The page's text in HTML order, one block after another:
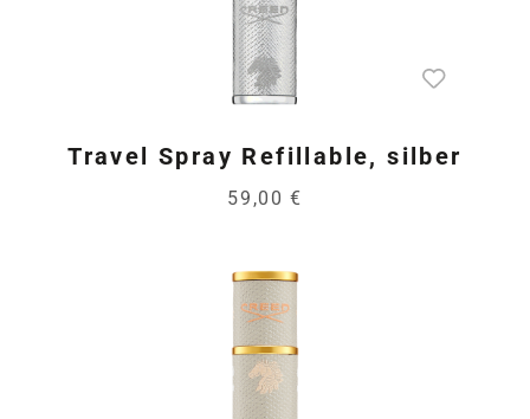
Travel Spray Refillable, silber
59,00 €